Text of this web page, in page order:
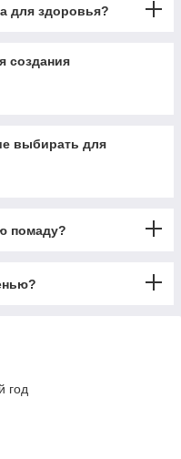
для здоровья?
создания
выбирать для
помаду?
год